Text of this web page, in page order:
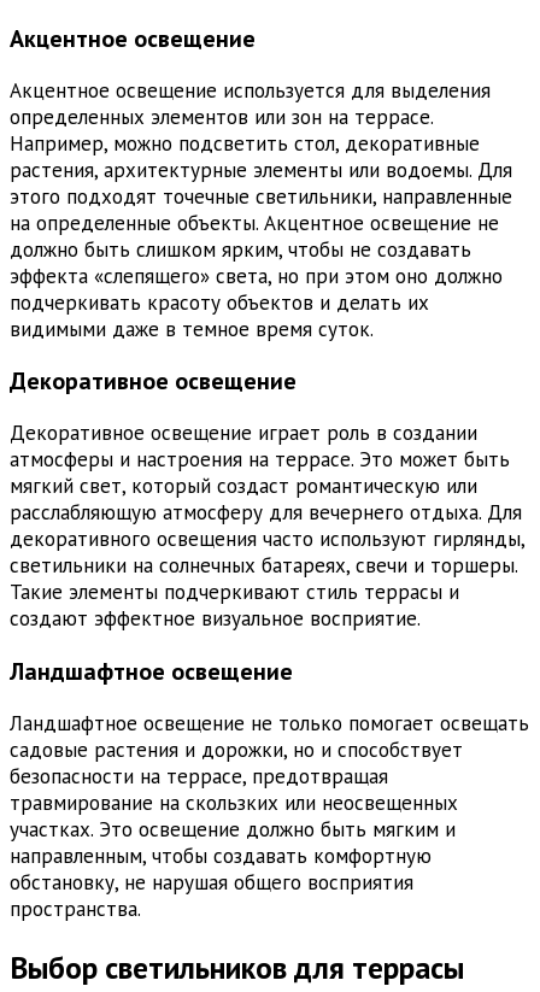
Акцентное освещение
Акцентное освещение используется для выделения
определенных элементов или зон на террасе.
Например, можно подсветить стол, декоративные
растения, архитектурные элементы или водоемы. Для
этого подходят точечные светильники, направленные
на определенные объекты. Акцентное освещение не
должно быть слишком ярким, чтобы не создавать
эффекта «слепящего» света, но при этом оно должно
подчеркивать красоту объектов и делать их
видимыми даже в темное время суток.
Декоративное освещение
Декоративное освещение играет роль в создании
атмосферы и настроения на террасе. Это может быть
мягкий свет, который создаст романтическую или
расслабляющую атмосферу для вечернего отдыха. Для
декоративного освещения часто используют гирлянды,
светильники на солнечных батареях, свечи и торшеры.
Такие элементы подчеркивают стиль террасы и
создают эффектное визуальное восприятие.
Ландшафтное освещение
Ландшафтное освещение не только помогает освещать
садовые растения и дорожки, но и способствует
безопасности на террасе, предотвращая
травмирование на скользких или неосвещенных
участках. Это освещение должно быть мягким и
направленным, чтобы создавать комфортную
обстановку, не нарушая общего восприятия
пространства.
Выбор светильников для террасы